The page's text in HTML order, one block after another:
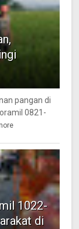
pangan di
0821-
1022-
di